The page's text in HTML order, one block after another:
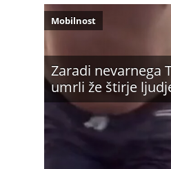
Zaradi nevarnega
umrli že štirje
Mobilnost